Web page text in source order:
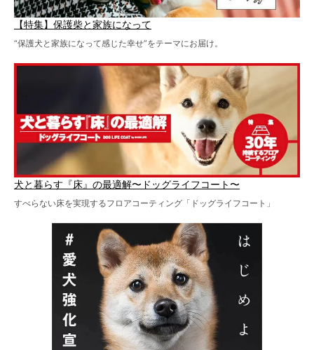
【特集】保護柴と家族になって
“保護犬と家族になって感じた幸せ”をテーマにお届け。
犬と暮らす『床』の最適解〜ドッグライフコート〜
すべらない床を実現するフロアコーティング「ドッグライフコート」